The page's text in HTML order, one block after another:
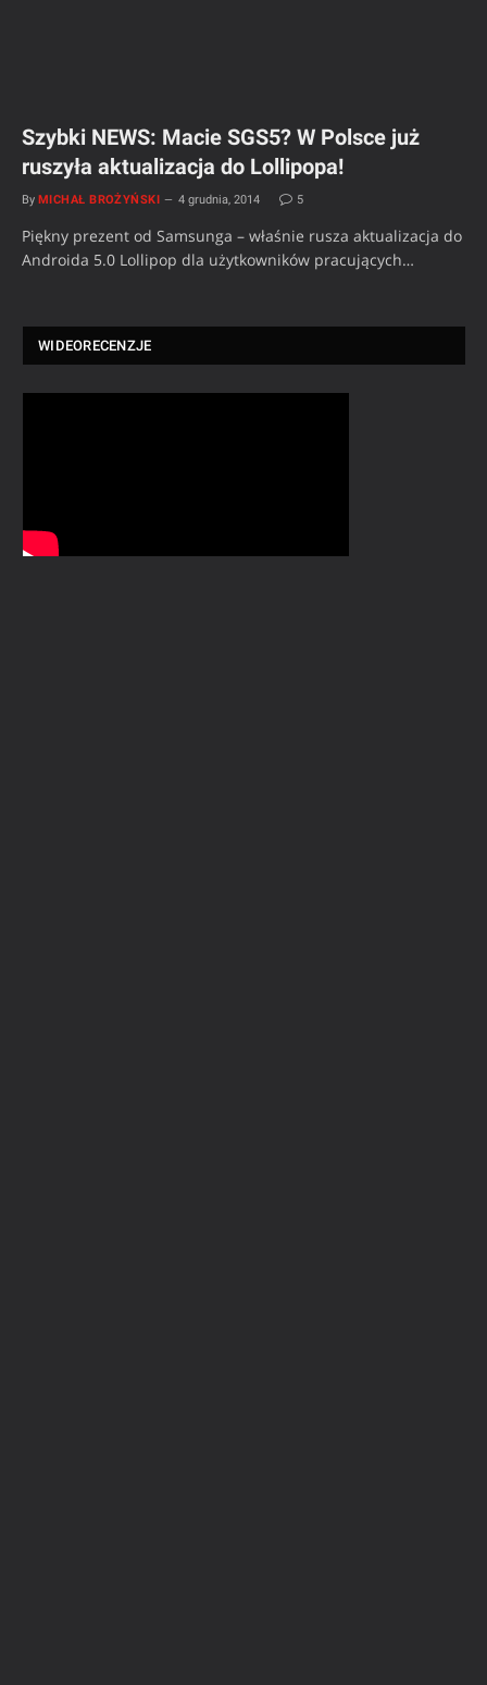
Szybki NEWS: Macie SGS5? W Polsce już
ruszyła aktualizacja do Lollipopa!
By MICHAŁ BROŻYŃSKI 4 grudnia, 2014 5
Piękny prezent od Samsunga – właśnie rusza aktualizacja do
Androida 5.0 Lollipop dla użytkowników pracujących…
WIDEORECENZJE